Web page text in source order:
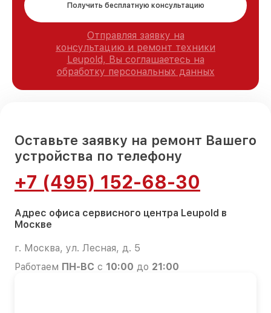
Получить бесплатную консультацию
Отправляя заявку на
консультацию и ремонт техники
Leupold, Вы соглашаетесь на
обработку персональных данных
Оставьте заявку на ремонт Вашего
устройства по телефону
+7 (495) 152-68-30
Адрес офиса сервисного центра Leupold в
Москве
г. Москва, ул. Лесная, д. 5
Работаем ПН-ВС с 10:00 до 21:00